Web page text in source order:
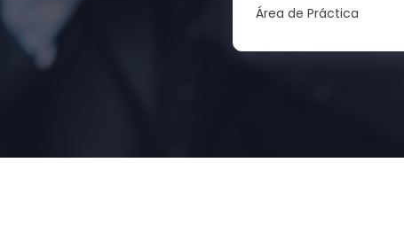
Área de Práctica